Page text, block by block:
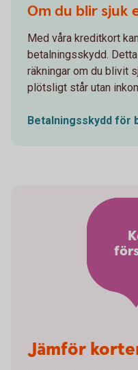
Om du blir sjuk
Med våra kreditkort
betalningsskydd.
räkningar om du blivit
plötsligt står utan
Betalningsskydd för
Jämför